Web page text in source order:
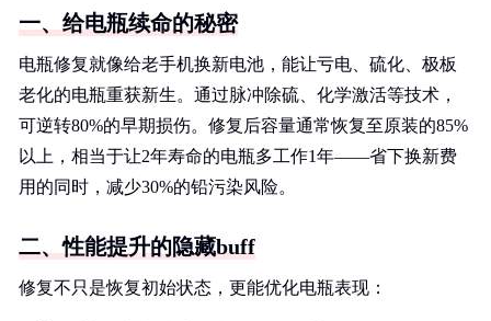
一、给电瓶续命的秘密
电瓶修复就像给老手机换新电池，能让亏电、硫化、极板
老化的电瓶重获新生。通过脉冲除硫、化学激活等技术，
可逆转80%的早期损伤。修复后容量通常恢复至原装的85%
以上，相当于让2年寿命的电瓶多工作1年——省下换新费
用的同时，减少30%的铅污染风险。
二、性能提升的隐藏buff
修复不只是恢复初始状态，更能优化电瓶表现：